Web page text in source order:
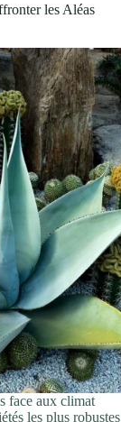
les Aléas
face aux climat
les plus robustes